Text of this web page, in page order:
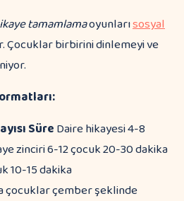
tamamlamaoyunlarısosyal
Çocuklar birbirini dinlemeyi ve
SüreDaire hikayesi 4-8
zinciri 6-12 çocuk 20-30 dakika
10-15 dakika
çocuklar çember şeklinde